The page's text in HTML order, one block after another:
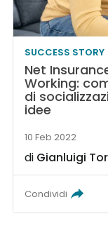
SUCCESS STORY
Net
Working:
di
idee
10 Feb 2022
di Gianluigi
Condividi